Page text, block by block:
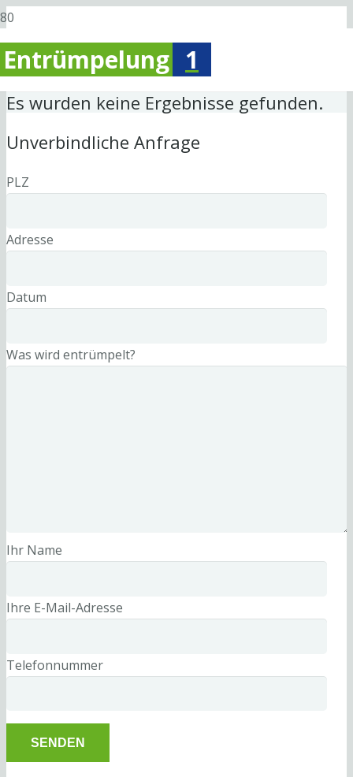
Entrümpelung 1
Es wurden keine Ergebnisse gefunden.
Unverbindliche Anfrage
PLZ
Adresse
Datum
Was wird entrümpelt?
Ihr Name
Ihre E-Mail-Adresse
Telefonnummer